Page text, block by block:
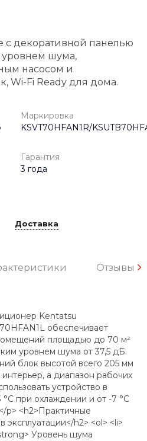
с декоративной панелью
уровнем шума,
насосом и
Wi-Fi Ready для дома.
Маркировка
KSVT70HFAN1R/
Гарантия
3 года
Доставка
Отзывы
Kentatsu
обеспечивает
площадью до 70 м²
уровнем шума от 37,5 дБ.
блок высотой всего 205 мм
а диапазон рабочих
устройство в
°C при охлаждении и от -7 °C
p> <h2>Практичные
h2> <ol> <li>
Уровень шума